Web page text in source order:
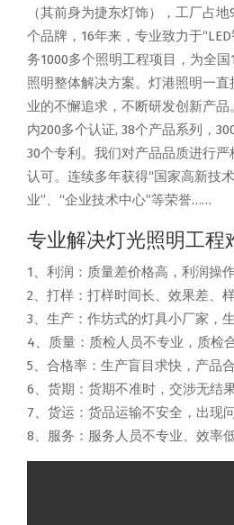
（其前身为捷东灯饰），工厂占
个品牌，16年来，专业致力于
务1000多个照明工程项目，为全
照明整体解决方案。灯港照明一直
业的不懈追求，不断研发创新产品
内200多个认证, 38个产品系列，
30个专利。我们对产品品质进行
认可。连续多年获得“国家高新技
业”、“企业技术中心”等荣誉……
专业解决灯光照明工程
1、利润：质量差价格高，利润操
2、打样：打样时间长、效果差、
3、生产：作坊式的灯具小厂家，
4、质量：质检人员不专业，质检
5、合格率：生产盲目求快，产品
6、货期：货期不准时，交涉无结
7、货运：货品运输不安全，出现
8、服务：服务人员不专业、效率